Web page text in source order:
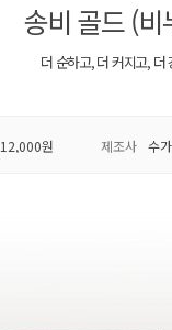
송비 골드 (
더 순하고, 더 커지고, 더
12,000원 제조사 수